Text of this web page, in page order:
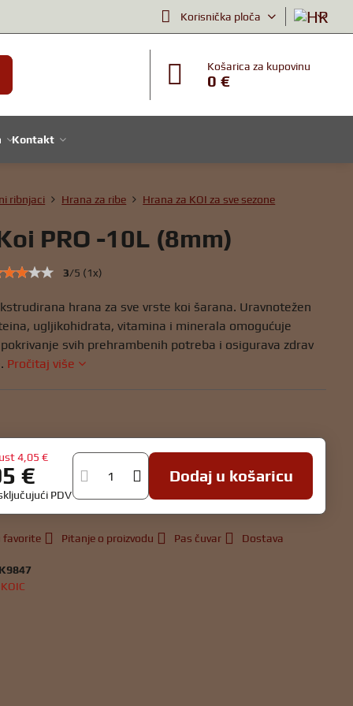
Korisnička ploča
Košarica za kupovinu
0 €
Kontakt
ribnjaci Hrana za ribe Hrana za KOI za sve sezone
PRO -10L (8mm)
3/5 (1x)
hrana za sve vrste koi šarana. Uravnotežen
ugljikohidrata, vitamina i minerala omogućuje
svih prehrambenih potreba i osigurava zdrav
Pročitaj više
4,05 €
€
PDV
Dodaj u košaricu
favorite Pitanje o proizvodu Pas čuvar Dostava
K9847
KOIC